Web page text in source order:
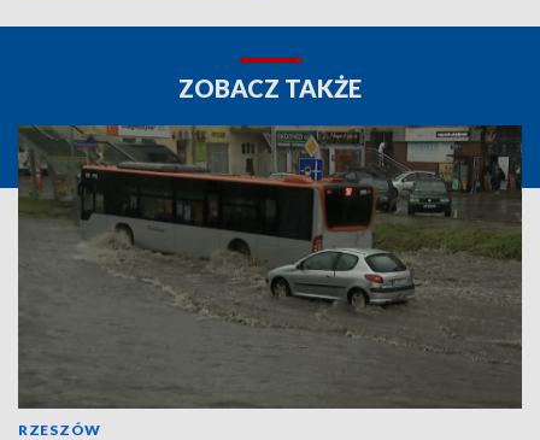
ZOBACZ TAKŻE
RZESZÓW